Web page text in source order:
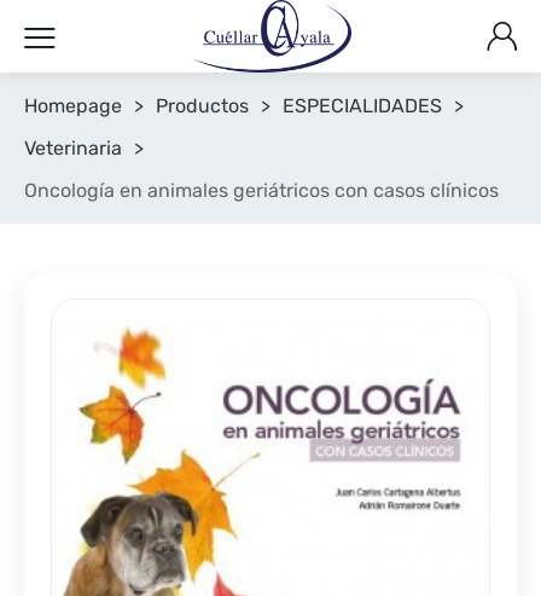
Homepage > Productos > ESPECIALIDADES >
Veterinaria
>
Oncología en animales geriátricos con casos clínicos